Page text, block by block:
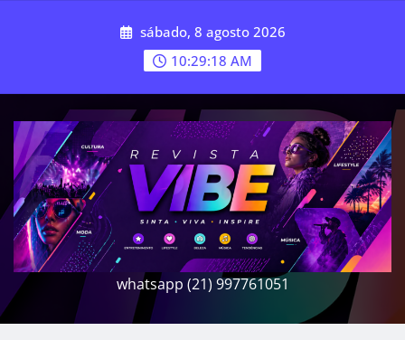
sábado, 8 agosto 2026
10:29:20 AM
whatsapp (21) 997761051